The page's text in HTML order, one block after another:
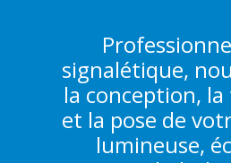
signalétique,
la conception,
et la pose de
lumineuse,